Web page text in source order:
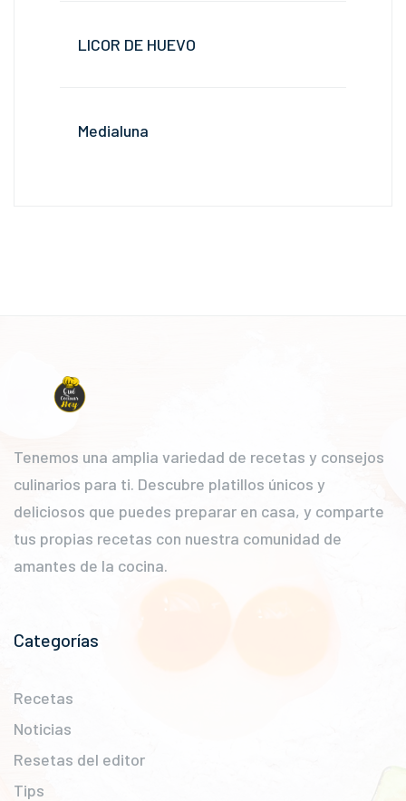
LICOR DE HUEVO
Medialuna
Tenemos una amplia variedad de recetas y consejos
culinarios para ti. Descubre platillos únicos y
deliciosos que puedes preparar en casa, y comparte
tus propias recetas con nuestra comunidad de
amantes de la cocina.
Categorías
Recetas
Noticias
Resetas del editor
Tips